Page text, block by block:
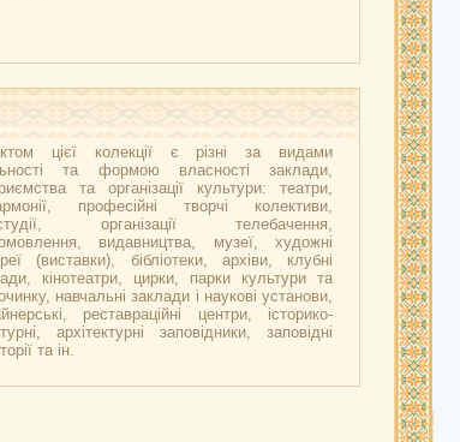
цієї колекції є різні за видами
та формою власності заклади,
та організації культури: театри,
професійні творчі колективи,
організації телебачення,
видавництва, музеї, художні
(виставки), бібліотеки, архіви, клубні
кінотеатри, цирки, парки культури та
навчальні заклади і наукові установи,
реставраційні центри, історико-
архітектурні заповідники, заповідні
та ін.